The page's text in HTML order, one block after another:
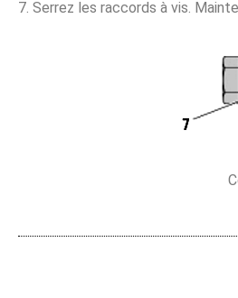
7. Serrez les raccords à vis.